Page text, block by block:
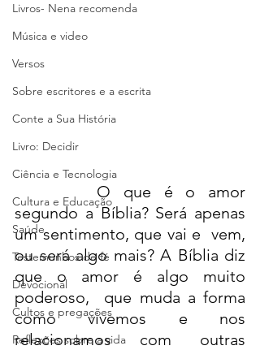
Livros- Nena recomenda
Música e video
Versos
Sobre escritores e a escrita
Conte a Sua História
Livro: Decidir
Ciência e Tecnologia
Cultura e Educação
Saúde
Testemunhos de fé
Devocional
Cultos e pregações
Reflexões sobre a vida
O que é o amor
segundo a Bíblia? Será apenas
um sentimento, que vai e  vem,
ou será algo mais? A Bíblia diz
que o amor é algo muito
poderoso,  que muda a forma
como vivemos e nos
relacionamos com outras